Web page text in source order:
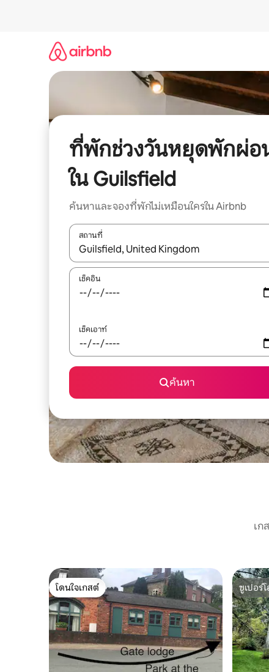
ที่พักช่วงวันหยุดพักผ่อ
ใน Guilsfield
ค้นหาและจองที่พักไม่เหมือนใครใน Airbnb
สถานที่
ใช้ลูกศรขึ้นลง หรือใช้การสัมผัสหรือปัด เพื่อสำรวจ
เช็คอิน
เช็คเอาท์
ค้นหา
เก
โดนใจเกสต์
โดนใจเกสต์
ซูเปอร์
ซูเปอร์